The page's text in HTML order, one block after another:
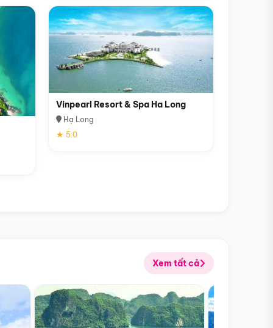
Vinpearl Resort & Spa Ha Long
Hạ Long
★ 5.0
Xem tất cả